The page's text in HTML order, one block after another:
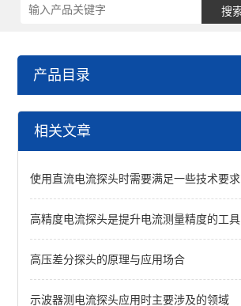
产品目录
高精度高频电流探头
60M/30A高精度电流探头
查看全部 >>
相关文章
使用直流电流探头时需要满足一些技术要求
高精度电流探头是提升电流测量精度的工具
高压差分探头的原理与应用场合
示波器测电流探头应用时主要涉及的领域